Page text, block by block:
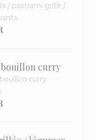
/ pastrami grillé /
curry
curry